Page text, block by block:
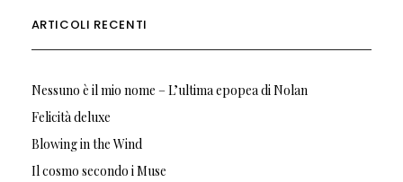
ARTICOLI RECENTI
Nessuno è il mio nome – L’ultima epopea di Nolan
Felicità deluxe
Blowing in the Wind
Il cosmo secondo i Muse